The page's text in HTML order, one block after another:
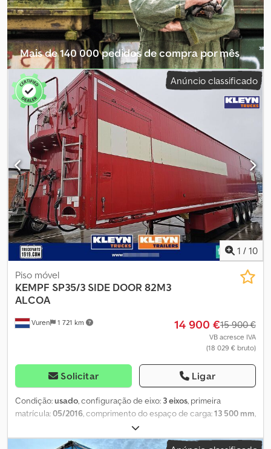
Mais de 140 000 pedidos de compra por mês
Selecionar pacote de revendedorAnúncio classificado
1 / 10
Vuren 1 721 km
Piso móvel
KEMPF SP35/3 SIDE DOOR 82M3
ALCOA
14 900 €15 900 €
VB acresce IVA
(18 029 € bruto)
Solicitar Ligar
Condição:usado, configuração de eixo: 3 eixos, primeira
matrícula:05/2016, comprimento do espaço de carga:13 500 mm,
2 460 mm
carga:2 480 mm, comprimento total:14 100 mm, largura total: